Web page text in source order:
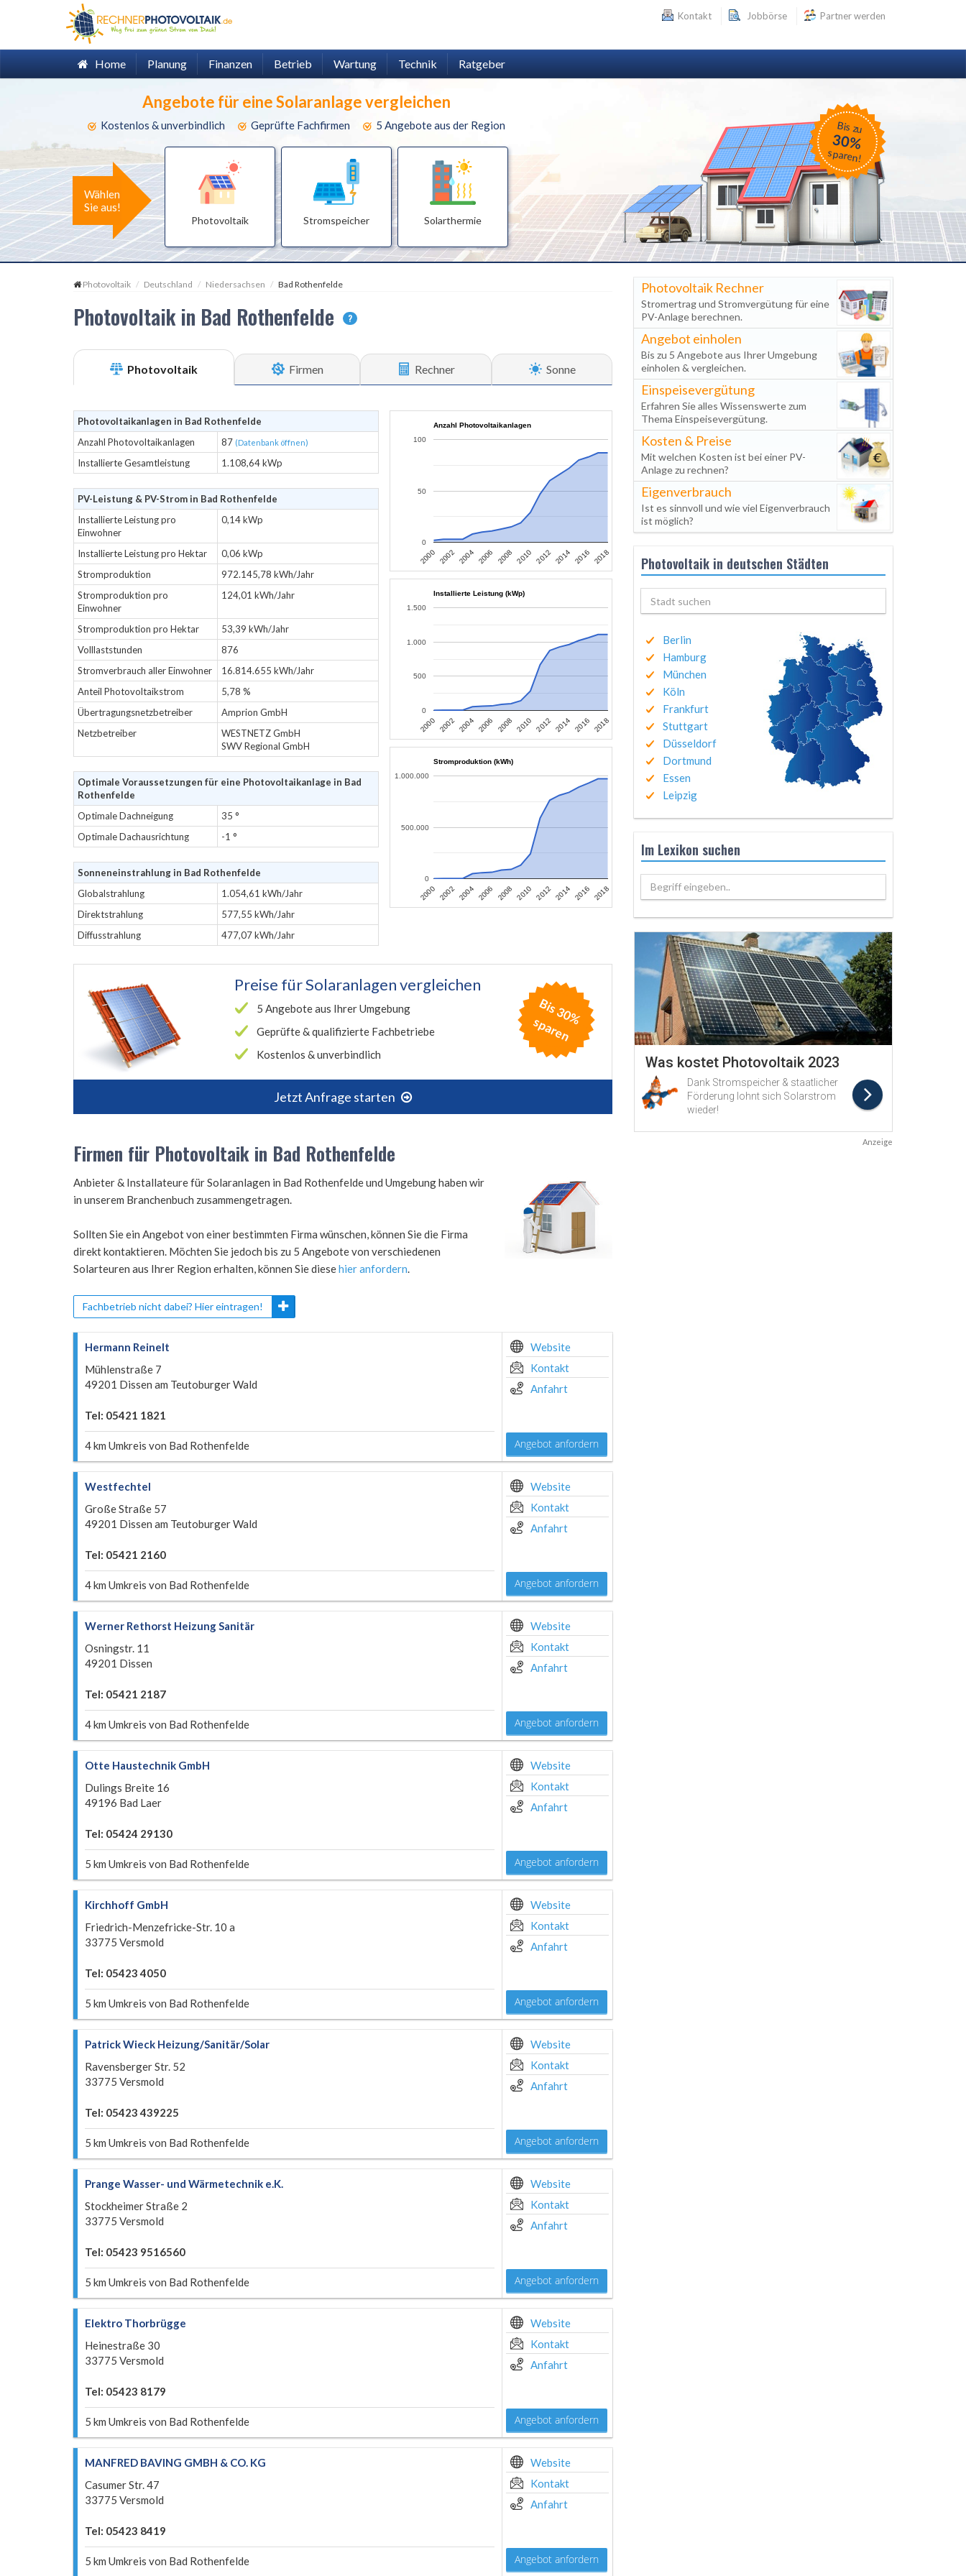
Kontakt Jobbörse Partner werden
Home Planung Finanzen Betrieb Wartung Technik Ratgeber
Angebote für eine Solaranlage vergleichen
Kostenlos & unverbindlich Geprüfte Fachfirmen 5 Angebote aus der Region
Wählen
Sie aus!
Photovoltaik Stromspeicher Solarthermie
Bis zu
30%
sparen!
Photovoltaik Deutschland Niedersachsen Bad Rothenfelde
Photovoltaik in Bad Rothenfelde ?
Photovoltaik Firmen Rechner Sonne
Photovoltaikanlagen in Bad Rothenfelde
Anzahl Photovoltaikanlagen
87 (Datenbank öffnen)
Installierte Gesamtleistung 1.108,64 kWp
PV-Leistung & PV-Strom in Bad Rothenfelde
Installierte Leistung pro
Einwohner
0,14 kWp
Installierte Leistung pro Hektar
0,06 kWp
Stromproduktion
972.145,78 kWh/Jahr
Stromproduktion pro
Einwohner
124,01 kWh/Jahr
Stromproduktion pro Hektar
53,39 kWh/Jahr
Volllaststunden
876
Stromverbrauch aller Einwohner
16.814.655 kWh/Jahr
Anteil Photovoltaikstrom
5,78 %
Übertragungsnetzbetreiber
Amprion GmbH
Netzbetreiber
WESTNETZ GmbH
SWV Regional GmbH
Optimale Voraussetzungen für eine Photovoltaikanlage in Bad
Rothenfelde
Optimale Dachneigung
35 °
Optimale Dachausrichtung
-1 °
Sonneneinstrahlung in Bad Rothenfelde
Globalstrahlung
1.054,61 kWh/Jahr
Direktstrahlung
577,55 kWh/Jahr
Diffusstrahlung
477,07 kWh/Jahr
Anzahl Photovoltaikanlagen
2000 2002 2004 2006 2008 2010 2012 2014 2016 2018
0
50
100
Installierte Leistung (kWp)
2000 2002 2004 2006 2008 2010 2012 2014 2016 2018
0
500
1.000
1.500
Stromproduktion (kWh)
2000 2002 2004 2006 2008 2010 2012 2014 2016 2018
0
500.000
1.000.000
Preise fürSolaranlagen vergleichen
5 Angebote aus Ihrer Umgebung
Geprüfte & qualifizierte Fachbetriebe
Kostenlos & unverbindlich
Jetzt Anfrage starten
B
is
3
0
%
s
p
a
r
e
n
Firmen für Photovoltaik in Bad Rothenfelde
Anbieter & Installateure für Solaranlagen in Bad Rothenfelde und Umgebung haben wir
in unserem Branchenbuch zusammengetragen.
Sollten Sie ein Angebot von einer bestimmten Firma wünschen, können Sie die Firma
direkt kontaktieren. Möchten Sie jedoch bis zu 5 Angebote von verschiedenen
Solarteuren aus Ihrer Region erhalten, können Sie diesehier anfordern.
Fachbetrieb nicht dabei? Hier eintragen!
Hermann Reinelt
Mühlenstraße 7
49201 Dissen am Teutoburger Wald
Tel: 05421 1821
4 km Umkreis von Bad Rothenfelde
Website
Kontakt
Anfahrt
Angebot anfordern
Westfechtel
Große Straße 57
49201 Dissen am Teutoburger Wald
Tel: 05421 2160
4 km Umkreis von Bad Rothenfelde
Website
Kontakt
Anfahrt
Angebot anfordern
Werner Rethorst Heizung Sanitär
Osningstr. 11
49201 Dissen
Tel: 05421 2187
4 km Umkreis von Bad Rothenfelde
Website
Kontakt
Anfahrt
Angebot anfordern
Otte Haustechnik GmbH
Dulings Breite 16
49196 Bad Laer
Tel: 05424 29130
5 km Umkreis von Bad Rothenfelde
Website
Kontakt
Anfahrt
Angebot anfordern
Kirchhoff GmbH
Friedrich-Menzefricke-Str. 10 a
33775 Versmold
Tel: 05423 4050
5 km Umkreis von Bad Rothenfelde
Website
Kontakt
Anfahrt
Angebot anfordern
Patrick Wieck Heizung/Sanitär/Solar
Ravensberger Str. 52
33775 Versmold
Tel: 05423 439225
5 km Umkreis von Bad Rothenfelde
Website
Kontakt
Anfahrt
Angebot anfordern
Prange Wasser- und Wärmetechnik e.K.
Stockheimer Straße 2
33775 Versmold
Tel: 05423 9516560
5 km Umkreis von Bad Rothenfelde
Website
Kontakt
Anfahrt
Angebot anfordern
Elektro Thorbrügge
Heinestraße 30
33775 Versmold
Tel: 05423 8179
5 km Umkreis von Bad Rothenfelde
Website
Kontakt
Anfahrt
Angebot anfordern
MANFRED BAVING GMBH & CO. KG
Casumer Str. 47
33775 Versmold
Tel: 05423 8419
5 km Umkreis von Bad Rothenfelde
Website
Kontakt
Anfahrt
Angebot anfordern
Photovoltaik Rechner
Stromertrag und Stromvergütung für eine
PV-Anlage berechnen.
Angebot einholen
Bis zu 5 Angebote aus Ihrer Umgebung
einholen & vergleichen.
Einspeisevergütung
Erfahren Sie alles Wissenswerte zum
Thema Einspeisevergütung.
Kosten & Preise
Mit welchen Kosten ist bei einer PV-
Anlage zu rechnen?
Eigenverbrauch
Ist es sinnvoll und wie viel Eigenverbrauch
ist möglich?
Photovoltaik in deutschen Städten
Berlin
Hamburg
München
Köln
Frankfurt
Stuttgart
Düsseldorf
Dortmund
Essen
Leipzig
Im Lexikon suchen
Begriff eingeben..
Anzeige